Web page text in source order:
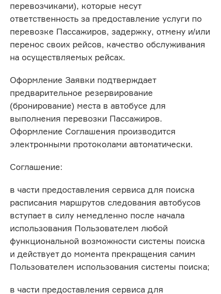
перевозчиками), которые несут
ответственность за предоставление услуги по
перевозке Пассажиров, задержку, отмену и/или
перенос своих рейсов, качество обслуживания
на осуществляемых рейсах.
Оформление Заявки подтверждает
предварительное резервирование
(бронирование) места в автобусе для
выполнения перевозки Пассажиров.
Оформление Соглашения производится
электронными протоколами автоматически.
Соглашение:
в части предоставления сервиса для поиска
расписания маршрутов следования автобусов
вступает в силу немедленно после начала
использования Пользователем любой
функциональной возможности системы поиска
и действует до момента прекращения самим
Пользователем использования системы поиска;
в части предоставления сервиса для